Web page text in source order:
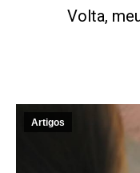
Volta,
Artigos